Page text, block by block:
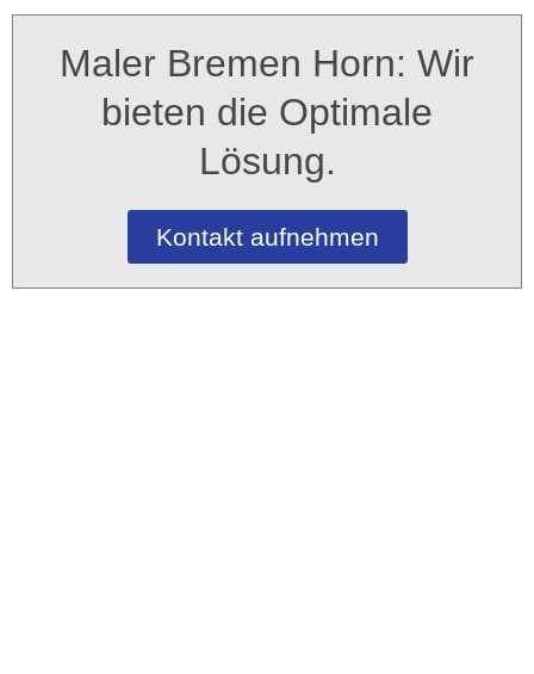
Maler Bremen Horn: Wir
bieten die Optimale
Lösung.
Kontakt aufnehmen